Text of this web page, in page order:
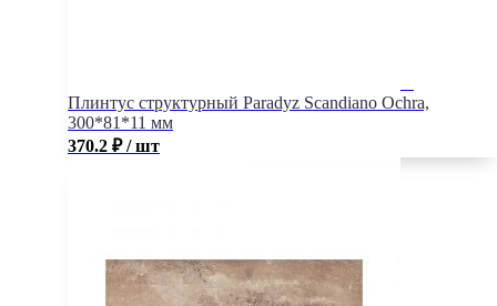
Плинтус структурный Paradyz Scandiano Ochra,
300*81*11 мм
370.2 ₽ / шт